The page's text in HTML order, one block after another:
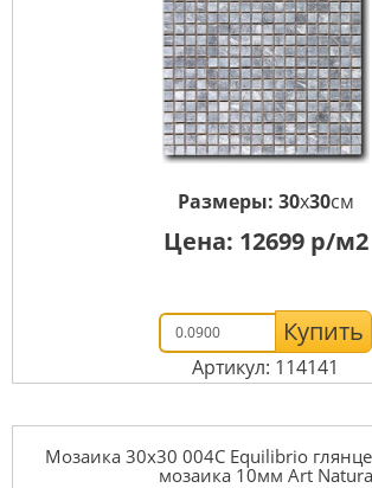
Размеры: 30x30см
Цена: 12699р/м2
Купить
Артикул: 114141
Мозаика 30x30 004C Equilibrio
мозаика 10мм Art Natura